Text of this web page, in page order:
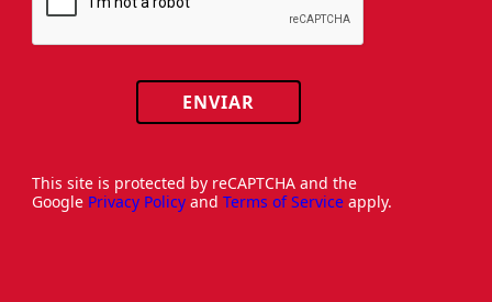
ENVIAR
This site is protected by reCAPTCHA and the
Google Privacy Policy and Terms of Service apply.